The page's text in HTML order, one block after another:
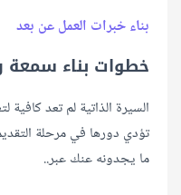
بناء خبرات العمل عن بعد
خطوات بناء
السيرة الذاتية لم تعد
تؤدي دورها في مرحلة
ما يجدونه عنك عبر..